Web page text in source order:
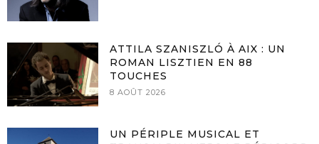
ATTILA SZANISZLÓ À AIX : UN
ROMAN LISZTIEN EN 88
TOUCHES
8 AOÛT 2026
UN PÉRIPLE MUSICAL ET